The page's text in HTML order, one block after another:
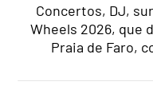
Concertos, DJ,
Wheels 2026, que
Praia de Faro,